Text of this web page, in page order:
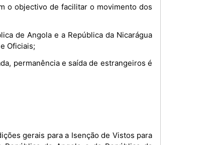
o objectivo de facilitar o movimento dos
de Angola e a República da Nicarágua
Oficiais;
permanência e saída de estrangeiros é
gerais para a Isenção de Vistos para